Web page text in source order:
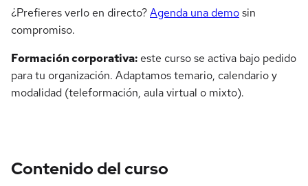
¿Prefieres verlo en directo?Agenda una demosin
compromiso.
Formación corporativa: este curso se activa bajo pedido
para tu organización. Adaptamos temario, calendario y
modalidad (teleformación, aula virtual o mixto).
Contenido del curso